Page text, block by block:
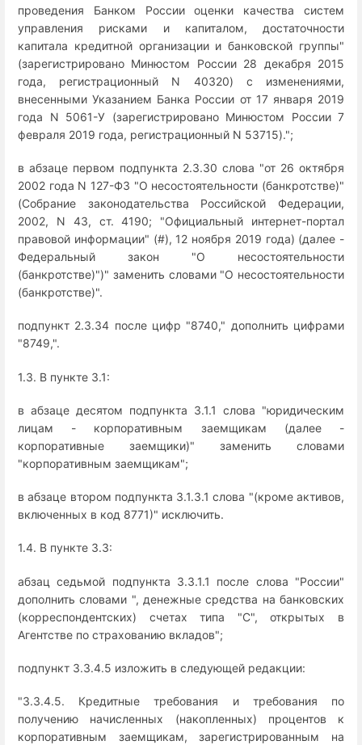
проведения Банком России оценки качества систем
управления рисками и капиталом, достаточности
капитала кредитной организации и банковской группы"
(зарегистрировано Минюстом России 28 декабря 2015
года, регистрационный N 40320) с изменениями,
внесенными Указанием Банка России от 17 января 2019
года N 5061-У (зарегистрировано Минюстом России 7
февраля 2019 года, регистрационный N 53715).";
в абзаце первом подпункта 2.3.30 слова "от 26 октября
2002 года N 127-ФЗ "О несостоятельности (банкротстве)"
(Собрание законодательства Российской Федерации,
2002, N 43, ст. 4190; "Официальный интернет-портал
правовой информации" (#), 12 ноября 2019 года) (далее -
Федеральный закон "О несостоятельности
(банкротстве)")" заменить словами "О несостоятельности
(банкротстве)".
подпункт 2.3.34 после цифр "8740," дополнить цифрами
"8749,".
1.3. В пункте 3.1:
в абзаце десятом подпункта 3.1.1 слова "юридическим
лицам - корпоративным заемщикам (далее -
корпоративные заемщики)" заменить словами
"корпоративным заемщикам";
в абзаце втором подпункта 3.1.3.1 слова "(кроме активов,
включенных в код 8771)" исключить.
1.4. В пункте 3.3:
абзац седьмой подпункта 3.3.1.1 после слова "России"
дополнить словами ", денежные средства на банковских
(корреспондентских) счетах типа "С", открытых в
Агентстве по страхованию вкладов";
подпункт 3.3.4.5 изложить в следующей редакции:
"3.3.4.5. Кредитные требования и требования по
получению начисленных (накопленных) процентов к
корпоративным заемщикам, зарегистрированным на